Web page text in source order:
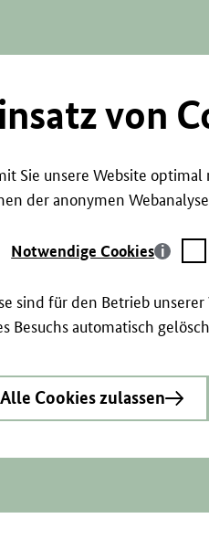
von
Sie unsere Website
der anonymen
Notwendige Cookies
sind für den Betrieb
Besuchs automatisch
Alle Cookies zulassen